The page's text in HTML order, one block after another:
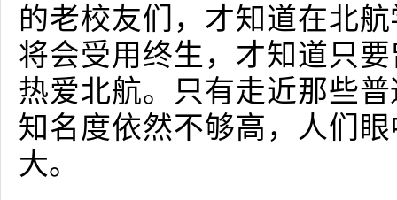
的老校友们，才知道在北
将会受用终生，才知道只
热爱北航。只有走近那些
知名度依然不够高，人们
大。